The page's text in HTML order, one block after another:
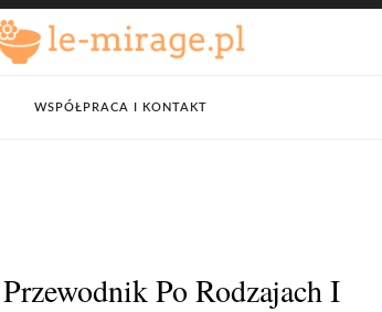
WSPÓŁPRACA I KONTAKT
Po Rodzajach I